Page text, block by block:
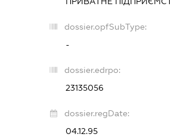
dossier.opfSubType:
-
dossier.edrpo:
23135056
dossier.regDate:
04.12.95